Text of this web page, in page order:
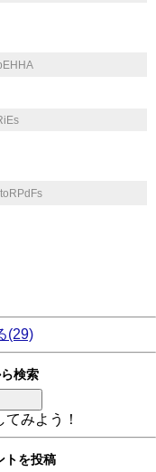
(29)
検索
みよう！
トを投稿